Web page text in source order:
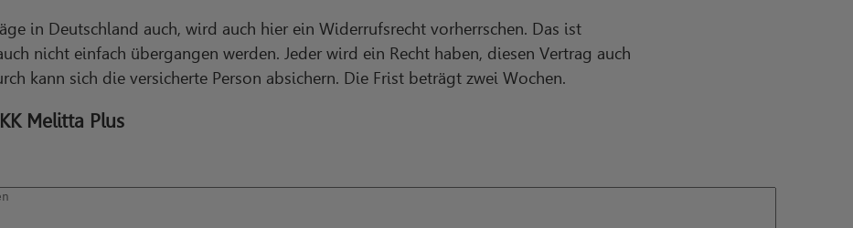
in Deutschland auch, wird auch hier ein Widerrufsrecht vorherrschen. Das ist
nicht einfach übergangen werden. Jeder wird ein Recht haben, diesen Vertrag auch
kann sich die versicherte Person absichern. Die Frist beträgt zwei Wochen.
Melitta Plus